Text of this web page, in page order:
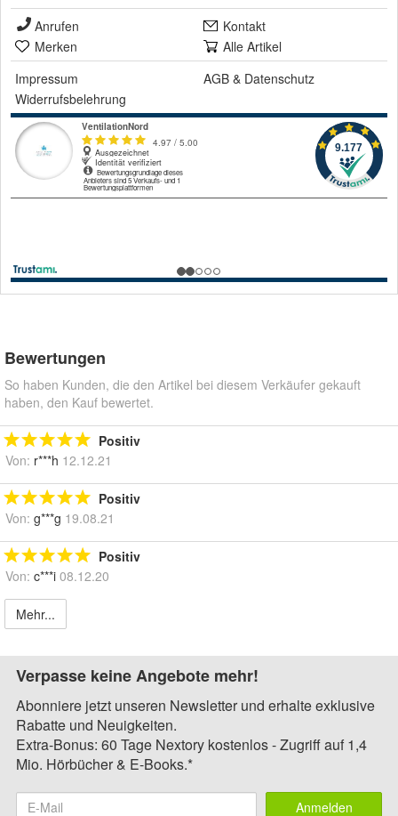
Anrufen
Kontakt
Merken
Alle Artikel
Impressum
AGB & Datenschutz
Widerrufsbelehrung
Bewertungen
So haben Kunden, die den Artikel bei diesem Verkäufer gekauft
haben, den Kauf bewertet.
Positiv
Von: r***h 12.12.21
Positiv
Von: g***g 19.08.21
Positiv
Von: c***i 08.12.20
Mehr...
Verpasse keine Angebote mehr!
Abonniere jetzt unseren Newsletter und erhalte exklusive
Rabatte und Neuigkeiten.
Extra-Bonus: 60 Tage Nextory kostenlos - Zugriff auf 1,4
Mio. Hörbücher & E-Books.*
Anmelden